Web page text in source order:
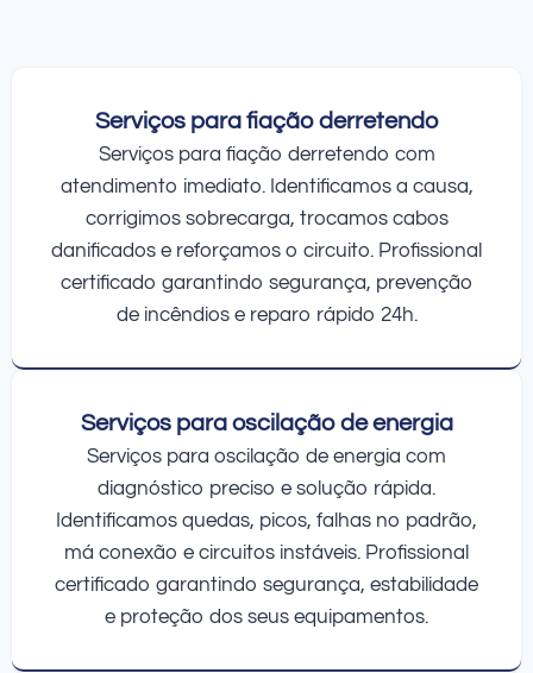
Serviços para fiação derretendo
Serviços para fiação derretendo com
atendimento imediato. Identificamos a causa,
corrigimos sobrecarga, trocamos cabos
danificados e reforçamos o circuito. Profissional
certificado garantindo segurança, prevenção
de incêndios e reparo rápido 24h.
Serviços para oscilação de energia
Serviços para oscilação de energia com
diagnóstico preciso e solução rápida.
Identificamos quedas, picos, falhas no padrão,
má conexão e circuitos instáveis. Profissional
certificado garantindo segurança, estabilidade
e proteção dos seus equipamentos.